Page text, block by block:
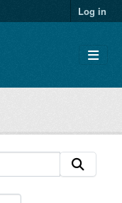
Log in